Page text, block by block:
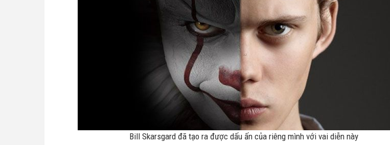
Bill Skarsgard đã tạo ra được dấu ấn của riêng mình với vai diễn này